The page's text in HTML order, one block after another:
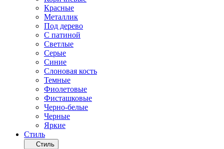
Красные
Металлик
Под дерево
С патиной
Светлые
Серые
Синие
Слоновая кость
Темные
Фиолетовые
Фисташковые
Черно-белые
Черные
Яркие
Стиль
Стиль